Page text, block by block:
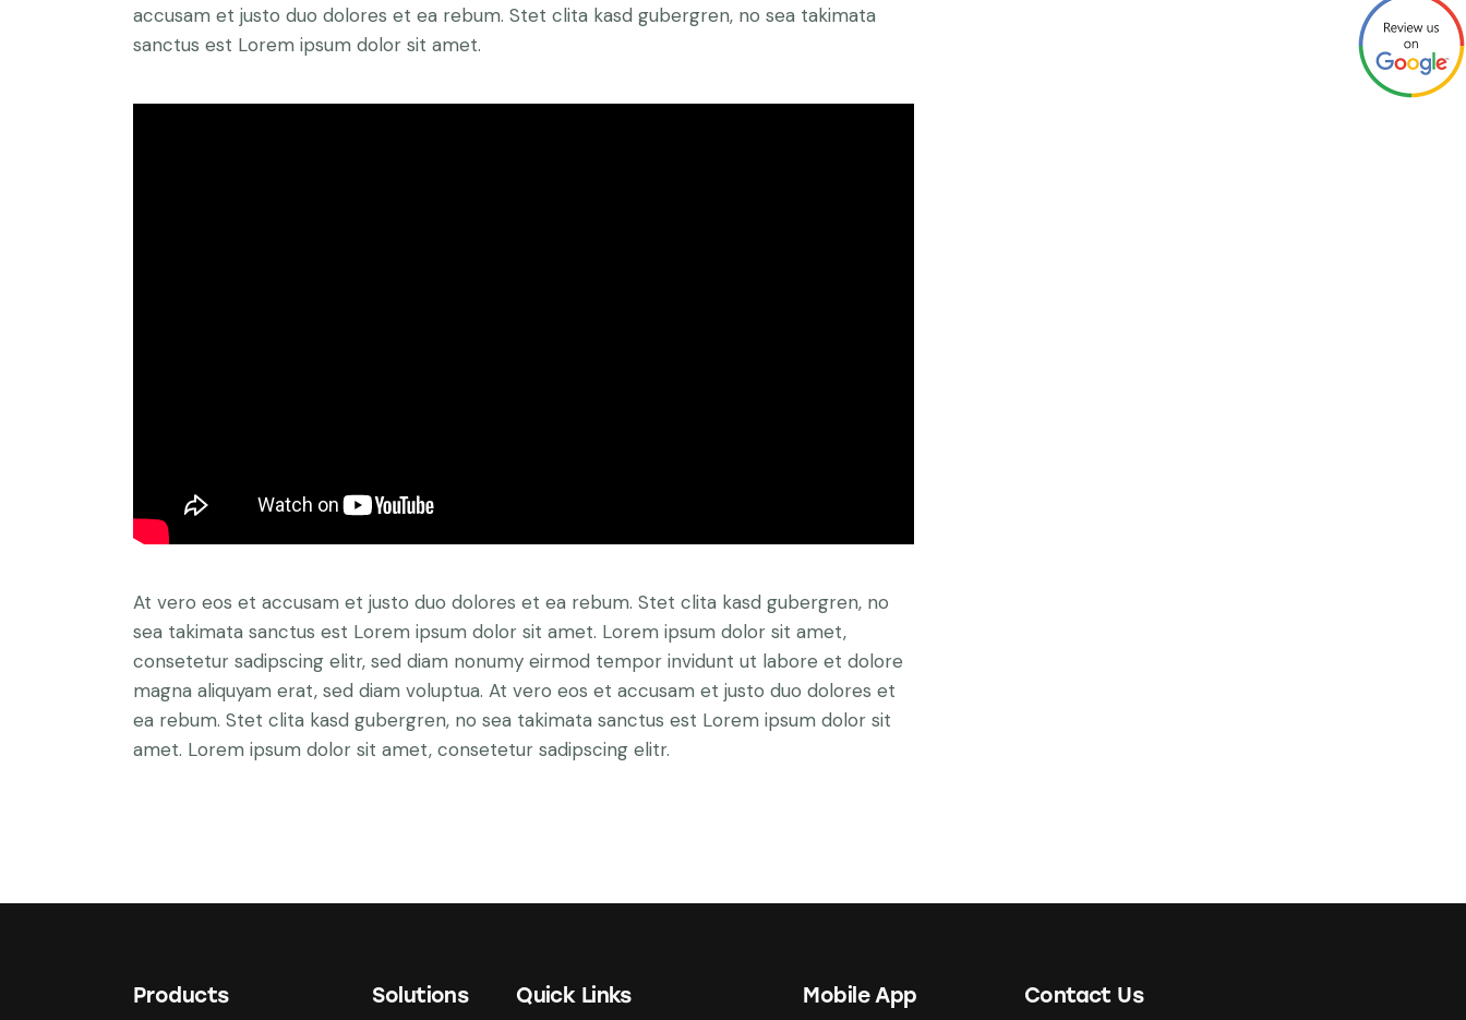
accusam et justo duo dolores et ea rebum. Stet clita kasd gubergren, no sea takimata
sanctus est Lorem ipsum dolor sit amet.
At vero eos et accusam et justo duo dolores et ea rebum. Stet clita kasd gubergren, no
sea takimata sanctus est Lorem ipsum dolor sit amet. Lorem ipsum dolor sit amet,
consetetur sadipscing elitr, sed diam nonumy eirmod tempor invidunt ut labore et dolore
magna aliquyam erat, sed diam voluptua. At vero eos et accusam et justo duo dolores et
ea rebum. Stet clita kasd gubergren, no sea takimata sanctus est Lorem ipsum dolor sit
amet. Lorem ipsum dolor sit amet, consetetur sadipscing elitr.
Products Solutions Quick Links Mobile App Contact Us